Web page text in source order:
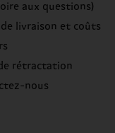
aux questions)
de livraison et coûts
rétractation
nous